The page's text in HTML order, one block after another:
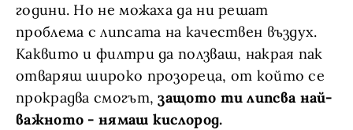
години. Но не можаха да ни решат
проблема с липсата на качествен въздух.
Каквито и филтри да ползваш, накрая пак
отваряш широко прозореца, от който се
прокрадва смогът,защото ти липсва най-
важното - нямаш кислород.